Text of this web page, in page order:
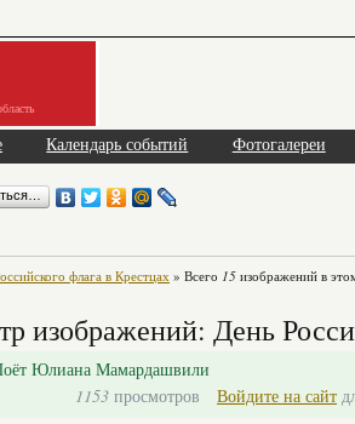
Календарь событий Фотогалереи
флага в Крестцах » Всего 15 изображений в
изображений: День
Юлиана Мамардашвили
1153 просмотров Войдите на сайт